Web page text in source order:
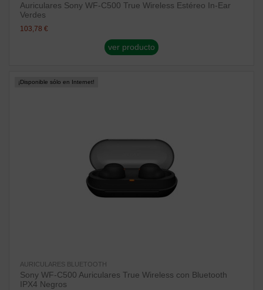
Auriculares Sony WF-C500 True Wireless Estéreo In-Ear
Verdes
103,78 €
ver producto
¡Disponible sólo en Internet!
AURICULARES BLUETOOTH
Sony WF-C500 Auriculares True Wireless con Bluetooth
IPX4 Negros